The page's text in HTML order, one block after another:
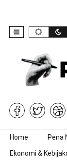
Skip to content
Home Pena
Ekonomi &